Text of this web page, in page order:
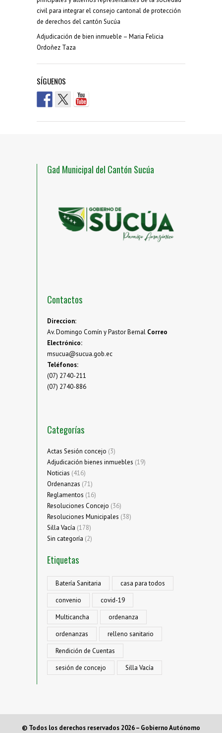
civil para integrar el consejo cantonal de protección
de derechos del cantón Sucúa
Adjudicación de bien inmueble – Maria Felicia
Ordoñez Taza
SÍGUENOS
Gad Municipal del Cantón Sucúa
Contactos
Direccion:
Av. Domingo Comín y Pastor Bernal Correo
Electrónico:
msucua@sucua.gob.ec
Teléfonos:
(07) 2740-211
(07) 2740-886
Categorías
Actas Sesión concejo (3)
Adjudicación bienes inmuebles (19)
Noticias (416)
Ordenanzas (71)
Reglamentos (16)
Resoluciones Concejo (36)
Resoluciones Municipales (38)
Silla Vacía (178)
Sin categoría (2)
Etiquetas
Batería Sanitaria
casa para todos
convenio
covid-19
Multicancha
ordenanza
ordenanzas
relleno sanitario
Rendición de Cuentas
sesión de concejo
Silla Vacía
© Todos los derechos reservados 2026 – Gobierno Autónomo